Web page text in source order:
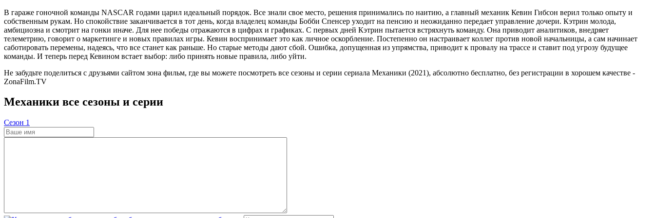
В гараже гоночной команды NASCAR годами царил идеальный порядок. Все знали свое место, решения принимались по наитию, а главный механик Кевин Гибсон верил только опыту и
собственным рукам. Но спокойствие заканчивается в тот день, когда владелец команды Бобби Спенсер уходит на пенсию и неожиданно передает управление дочери. Кэтрин молода,
амбициозна и смотрит на гонки иначе. Для нее победы отражаются в цифрах и графиках. С первых дней Кэтрин пытается встряхнуть команду. Она приводит аналитиков, внедряет
телеметрию, говорит о маркетинге и новых правилах игры. Кевин воспринимает это как личное оскорбление. Постепенно он настраивает коллег против новой начальницы, а сам начинает
саботировать перемены, надеясь, что все станет как раньше. Но старые методы дают сбой. Ошибка, допущенная из упрямства, приводит к провалу на трассе и ставит под угрозу будущее
команды. И теперь перед Кевином встает выбор: либо принять новые правила, либо уйти.
Не забудьте поделиться с друзьями сайтом зона фильм, где вы можете посмотреть все сезоны и серии сериала Механики (2021), абсолютно бесплатно, без регистрации в хорошем качестве -
ZonaFilm.TV
Механики все сезоны и серии
Cезон 1